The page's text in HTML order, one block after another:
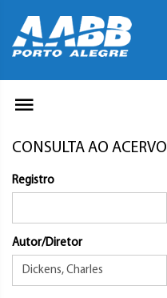
CONSULTA AO ACERVO
Registro
Autor/Diretor